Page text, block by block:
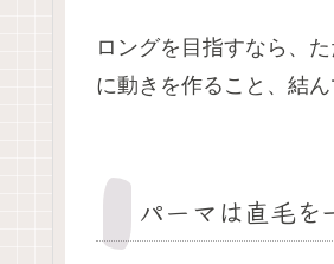
ロングを目指すなら、
に動きを作ること、結
パーマは直毛を